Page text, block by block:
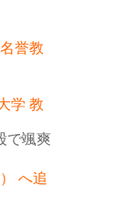
誉教
学 教
で颯爽
へ追